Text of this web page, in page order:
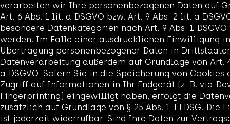
verarbeiten wir Ihre personenbezogenen Daten auf
Art. 6 Abs. 1 lit. a DSGVO bzw. Art. 9 Abs. 2 lit. a
besondere Datenkategorien nach Art. 9 Abs. 1
werden. Im Falle einer ausdrücklichen Einwilligung
Übertragung personenbezogener Daten in
Datenverarbeitung außerdem auf Grundlage von Art.
a DSGVO. Sofern Sie in die Speicherung von Cookies
Zugriff auf Informationen in Ihr Endgerät (z. B. via
Fingerprinting) eingewilligt haben, erfolgt die
zusätzlich auf Grundlage von § 25 Abs. 1 TTDSG. Die
ist jederzeit widerrufbar. Sind Ihre Daten zur